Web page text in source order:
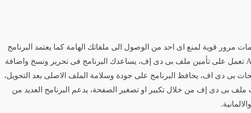
قوية لمنع اى احد من الوصول الى ملفاتك الهامة كما يعتمد البرنامج
على خوارزميات تشفير قوية AES تعمل على تأمين ملف بى دى إف، يساعدك البرنامج فى تحرير ونسخ واضافة
بى دى اف، يحافظ البرنامج على جودة وسلامة الملف الاصلى بعد التحويل،
بى دى إف من خلال تكبير او تصغير الصفحة، يدعم البرنامج العديد من